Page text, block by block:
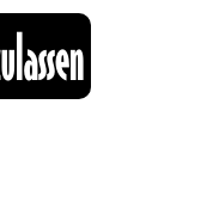
an den
Uhr weiter!